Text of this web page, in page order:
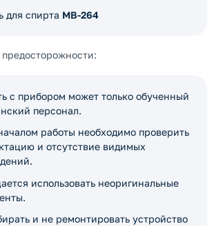
для спирта MB-264
с прибором может только обученный
персонал.
работы необходимо проверить
и отсутствие видимых
использовать неоригинальные
и не ремонтировать устройство